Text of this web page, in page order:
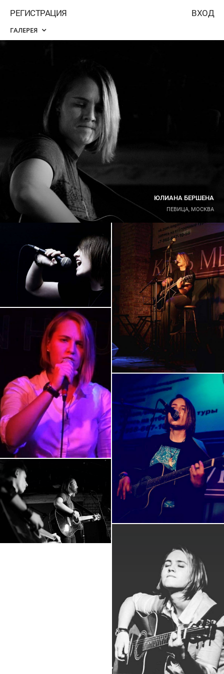
ВХОД
РЕГИСТРАЦИЯ
ГАЛЕРЕЯ
ЮЛИАНА БЕРШЕНА
ПЕВИЦА, МОСКВА